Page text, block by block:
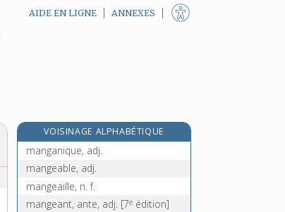
AIDE EN LIGNE ANNEXES
VOISINAGE ALPHABÉTIQUE
manganèse, n. m.
manganique, adj.
mangeable, adj.
mangeaille, n. f.
mangeant, ante, adj. [7e édition]